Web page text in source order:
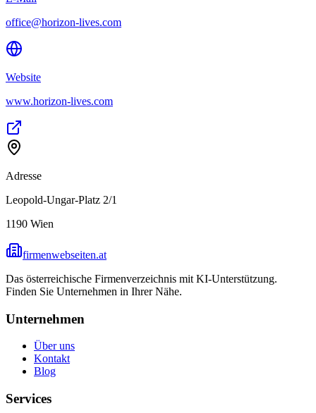
office@horizon-lives.com
Website
www.horizon-lives.com
Adresse
Leopold-Ungar-Platz 2/1
1190 Wien
firmenwebseiten.at
Das österreichische Firmenverzeichnis mit KI-Unterstützung.
Finden Sie Unternehmen in Ihrer Nähe.
Unternehmen
Über uns
Kontakt
Blog
Services